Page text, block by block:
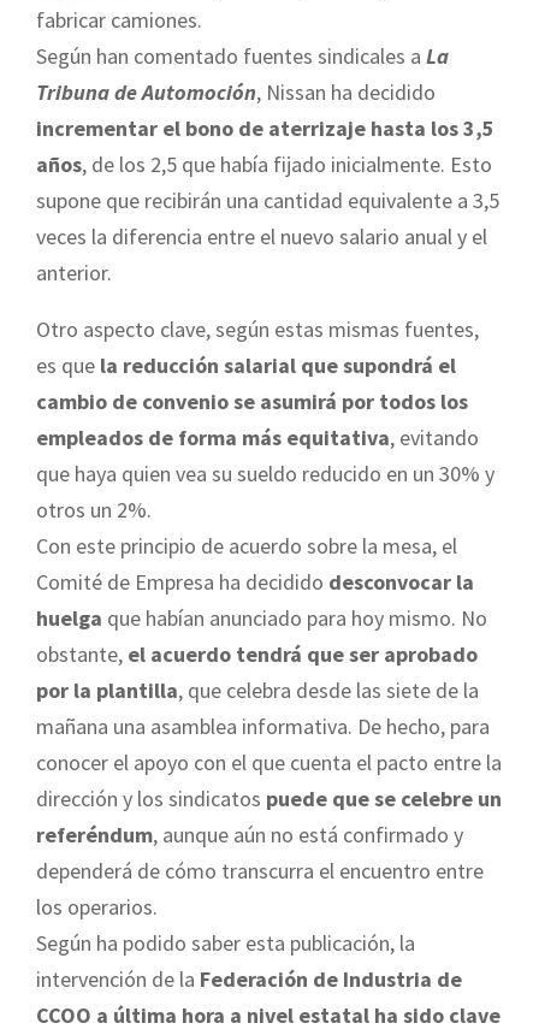
fabricar camiones.
Según han comentado fuentes sindicales a La
Tribuna de Automoción, Nissan ha decidido
incrementar el bono de aterrizaje hasta los 3,5
años, de los 2,5 que había fijado inicialmente. Esto
supone que recibirán una cantidad equivalente a 3,5
veces la diferencia entre el nuevo salario anual y el
anterior.
Otro aspecto clave, según estas mismas fuentes,
es que la reducción salarial que supondrá el
cambio de convenio se asumirá por todos los
empleados de forma más equitativa, evitando
que haya quien vea su sueldo reducido en un 30% y
otros un 2%.
Con este principio de acuerdo sobre la mesa, el
Comité de Empresa ha decidido desconvocar la
huelga que habían anunciado para hoy mismo. No
obstante, el acuerdo tendrá que ser aprobado
por la plantilla, que celebra desde las siete de la
mañana una asamblea informativa. De hecho, para
conocer el apoyo con el que cuenta el pacto entre la
dirección y los sindicatos puede que se celebre un
referéndum, aunque aún no está confirmado y
dependerá de cómo transcurra el encuentro entre
los operarios.
Según ha podido saber esta publicación, la
intervención de la Federación de Industria de
CCOO a última hora a nivel estatal ha sido clave